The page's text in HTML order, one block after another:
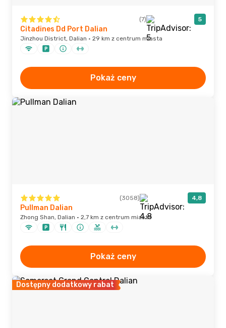
(7) 5
Citadines Dd Port Dalian
Jinzhou District, Dalian · 29 km z centrum miasta
Pokaż ceny
(3058) 4,8
Pullman Dalian
Zhong Shan, Dalian · 2,7 km z centrum miasta
Pokaż ceny
Dostępny dodatkowy rabat